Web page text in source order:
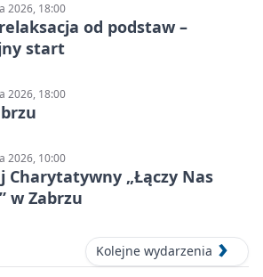
2026, 18:00
od podstaw –
start
2026, 18:00
2026, 10:00
Charytatywny „Łączy Nas
w Zabrzu
Kolejne wydarzenia